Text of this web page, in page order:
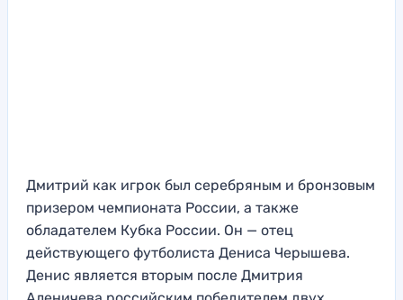
Дмитрий как игрок был серебряным и бронзовым
призером чемпионата России, а также
обладателем Кубка России. Он — отец
действующего футболиста Дениса Черышева.
Денис является вторым после Дмитрия